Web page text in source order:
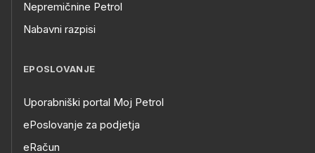
Nepremičnine Petrol
Nabavni razpisi
EPOSLOVANJE
Uporabniški portal Moj Petrol
ePoslovanje za podjetja
eRačun